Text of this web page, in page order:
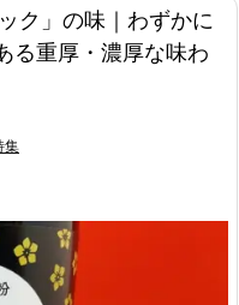
次へ

ク」の味｜わずかに
る重厚・濃厚な味わ
集